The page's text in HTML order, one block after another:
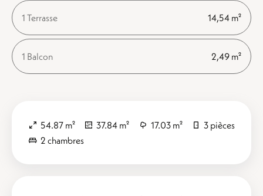
1 Terrasse 14,54 m²
1 Balcon 2,49 m²
54.87 m² 37.84 m² 17.03 m²
3 pièces
2 chambres